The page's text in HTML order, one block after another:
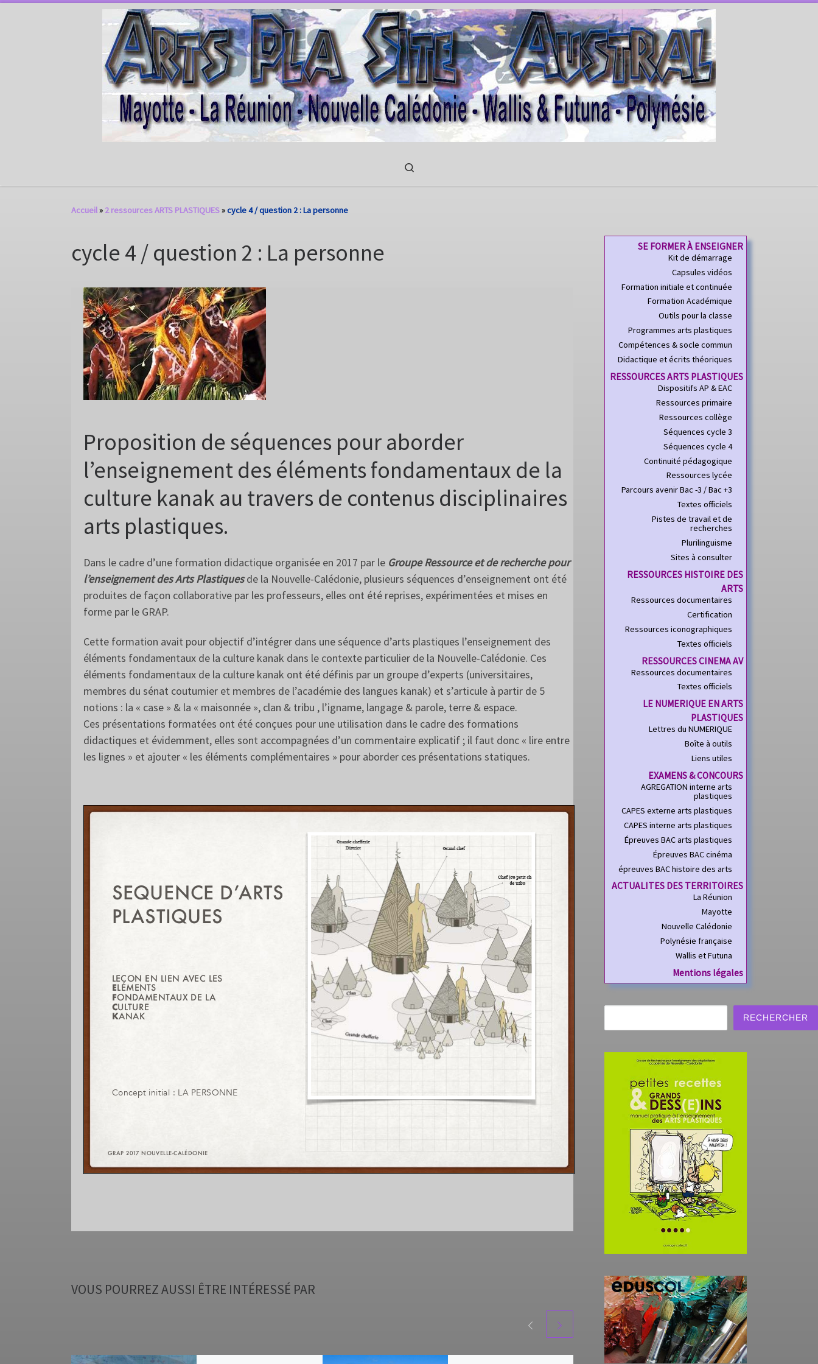
Accueil» 2 ressources ARTS PLASTIQUES»cycle 4 / question 2 : La personne
cycle 4 / question 2 : La personne
Proposition de séquences pour aborder
l’enseignement des éléments fondamentaux de la
culture kanak au travers de contenus disciplinaires
arts plastiques.
Dans le cadre d’une formation didactique organisée en 2017 par le Groupe Ressource et de recherche pour
l’enseignement des Arts Plastiques de la Nouvelle-Calédonie, plusieurs séquences d’enseignement ont été
produites de façon collaborative par les professeurs, elles ont été reprises, expérimentées et mises en
forme par le GRAP.
Cette formation avait pour objectif d’intégrer dans une séquence d’arts plastiques l’enseignement des
éléments fondamentaux de la culture kanak dans le contexte particulier de la Nouvelle-Calédonie. Ces
éléments fondamentaux de la culture kanak ont été définis par un groupe d’experts (universitaires,
membres du sénat coutumier et membres de l’académie des langues kanak) et s’articule à partir de 5
notions : la « case » & la « maisonnée », clan & tribu , l’igname, langage & parole, terre & espace.
Ces présentations formatées ont été conçues pour une utilisation dans le cadre des formations
didactiques et évidemment, elles sont accompagnées d’un commentaire explicatif ; il faut donc « lire entre
les lignes » et ajouter « les éléments complémentaires » pour aborder ces présentations statiques.
VOUS POURREZ AUSSI ÊTRE INTÉRESSÉ PAR
SE FORMER À ENSEIGNER
Kit de démarrage
Capsules vidéos
Formation initiale et continuée
Formation Académique
Outils pour la classe
Programmes arts plastiques
Compétences & socle commun
Didactique et écrits théoriques
RESSOURCES ARTS PLASTIQUES
Dispositifs AP & EAC
Ressources primaire
Ressources collège
Séquences cycle 3
Séquences cycle 4
Continuité pédagogique
Ressources lycée
Parcours avenir Bac -3 / Bac +3
Textes officiels
Pistes de travail et de
recherches
Plurilinguisme
Sites à consulter
RESSOURCES HISTOIRE DES
ARTS
Ressources documentaires
Certification
Ressources iconographiques
Textes officiels
RESSOURCES CINEMA AV
Ressources documentaires
Textes officiels
LE NUMERIQUE EN ARTS
PLASTIQUES
Lettres du NUMERIQUE
Boîte à outils
Liens utiles
EXAMENS & CONCOURS
AGREGATION interne arts
plastiques
CAPES externe arts plastiques
CAPES interne arts plastiques
Épreuves BAC arts plastiques
Épreuves BAC cinéma
épreuves BAC histoire des arts
ACTUALITES DES TERRITOIRES
La Réunion
Mayotte
Nouvelle Calédonie
Polynésie française
Wallis et Futuna
Mentions légales
RECHERCHER